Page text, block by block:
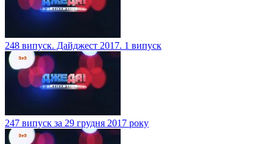
248 випуск. Дайджест 2017. 1 випуск
247 випуск за 29 грудня 2017 року